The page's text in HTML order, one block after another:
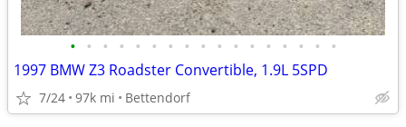
• • • • • • • • • • • • • • • • •
1997 BMW Z3 Roadster Convertible, 1.9L 5SPD
7/24 97k mi Bettendorf